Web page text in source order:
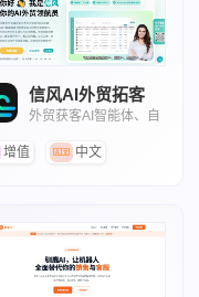
信风AI外贸拓客
外贸获客AI智能体、自
增值
中文